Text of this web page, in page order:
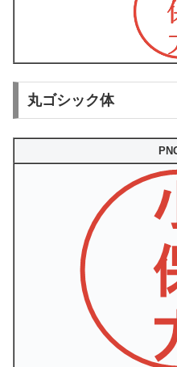
丸ゴシック体